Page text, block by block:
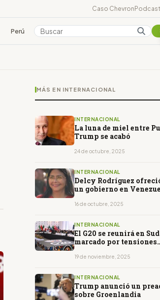
Caso Chevron
Perú Colombia
MÁS EN INTERNACIONAL
INTERNACIONAL
La luna de miel entre
Trump se acabó
24 de octubre, 2025
INTERNACIONAL
Delcy Rodríguez
un gobierno en
16 de octubre, 2025
INTERNACIONAL
El G20 se reunirá en
marcado por tensiones
19 de noviembre, 2025
INTERNACIONAL
Trump anunció un
sobre Groenlandia